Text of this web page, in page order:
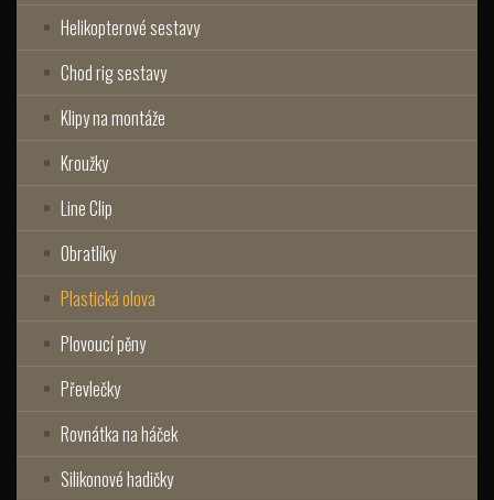
Helikopterové sestavy
Chod rig sestavy
Klipy na montáže
Kroužky
Line Clip
Obratlíky
Plastická olova
Plovoucí pěny
Převlečky
Rovnátka na háček
Silikonové hadičky